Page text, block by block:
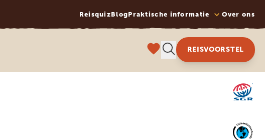
ReisquizBlogPraktische informatie Over ons
REISVOORSTEL